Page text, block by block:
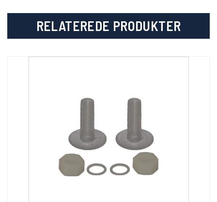
RELATEREDE PRODUKTER